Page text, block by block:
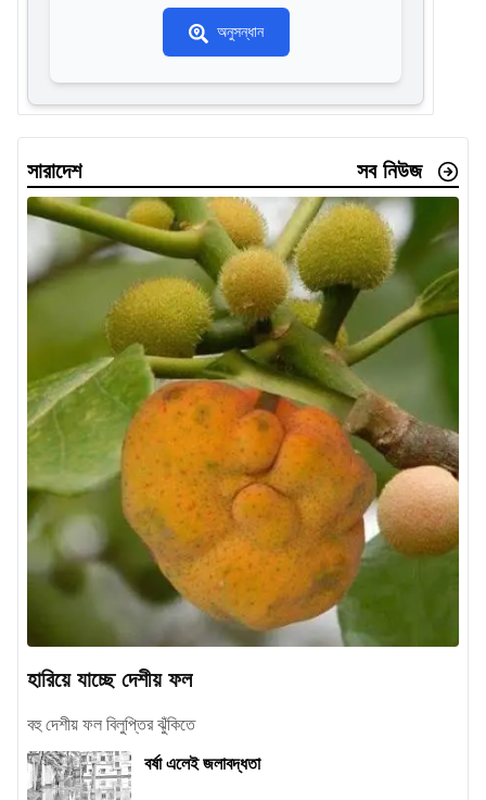
অনুসন্ধান
সারাদেশ সব নিউজ
হারিয়ে যাচ্ছে দেশীয় ফল
বহু দেশীয় ফল বিলুপ্তির ঝুঁকিতে
বর্ষা এলেই জলাবদ্ধতা